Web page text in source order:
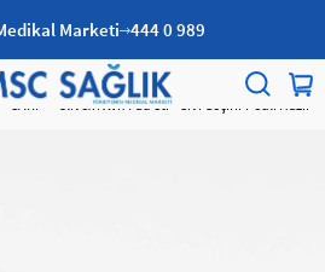
Marketi 444 0 989
SARF Clivex Nwn Pad Str - Sıvı Geçirir Pedli Hazır